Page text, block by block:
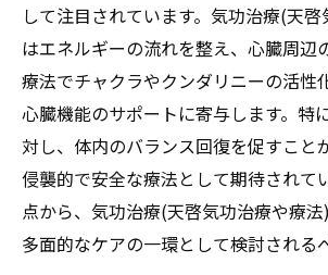
して注目されています。気功治療(天
はエネルギーの流れを整え、心臓周辺
療法でチャクラやクンダリニーの活性
心臓機能のサポートに寄与します。特
対し、体内のバランス回復を促すこと
侵襲的で安全な療法として期待されて
点から、気功治療(天啓気功治療や療
多面的なケアの一環として検討される